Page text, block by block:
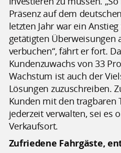
Präsenz auf dem
letzten Jahr war ein
getätigten Überweisungen
verbuchen“, fährt er fort.
Kundenzuwachs von 33
Wachstum ist auch der
Lösungen zuzuschreiben.
Kunden mit den tragbaren
jederzeit verwalten, sei es
Verkaufsort.
Zufriedene Fahrgäste,